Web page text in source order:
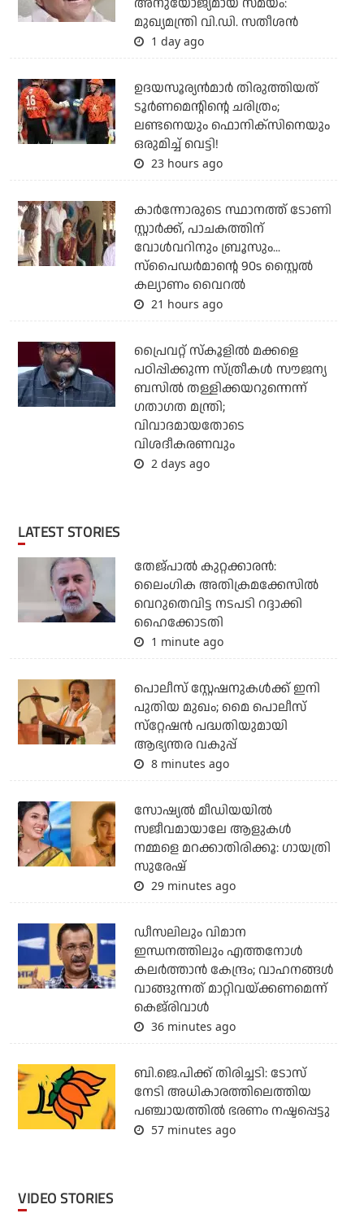
മുഖ്യമന്ത്രി വി.ഡി. സതീശന്‍
1 day ago
ഉദയസൂര്യന്‍മാര്‍ തിരുത്തിയത്
ടൂര്‍ണമെന്റിന്റെ ചരിത്രം;
ലണ്ടനെയും ഫൊനിക്‌സിനെയും
ഒരുമിച്ച് വെട്ടി!
23 hours ago
കാര്‍ന്നോരുടെ സ്ഥാനത്ത് ടോണി
സ്റ്റാര്‍ക്ക്, പാചകത്തിന്
വോള്‍വറിനും ബ്രൂസും...
സ്‌പൈഡര്‍മാന്റെ 90s സ്റ്റൈല്‍
കല്യാണം വൈറല്‍
21 hours ago
പ്രൈവറ്റ് സ്‌കൂളില്‍ മക്കളെ
പഠിപ്പിക്കുന്ന സ്ത്രീകള്‍ സൗജന്യ
ബസില്‍ തള്ളിക്കയറുന്നെന്ന്
ഗതാഗത മന്ത്രി;
വിവാദമായതോടെ
വിശദീകരണവും
2 days ago
LATEST STORIES
തേജ്പാല്‍ കുറ്റക്കാരന്‍:
ലൈംഗിക അതിക്രമക്കേസില്‍
വെറുതെവിട്ട നടപടി റദ്ദാക്കി
ഹൈക്കോടതി
1 minute ago
പൊലീസ് സ്റ്റേഷനുകള്‍ക്ക് ഇനി
പുതിയ മുഖം; മൈ പൊലീസ്
സ്‌റ്റേഷന്‍ പദ്ധതിയുമായി
ആഭ്യന്തര വകുപ്പ്
8 minutes ago
സോഷ്യൽ മീഡിയയിൽ
സജീവമായാലേ ആളുകൾ
നമ്മളെ മറക്കാതിരിക്കൂ: ഗായത്രി
സുരേഷ്
29 minutes ago
ഡീസലിലും വിമാന
ഇന്ധനത്തിലും എത്തനോള്‍
കലര്‍ത്താന്‍ കേന്ദ്രം; വാഹനങ്ങള്‍
വാങ്ങുന്നത് മാറ്റിവയ്ക്കണമെന്ന്
കെജ്‌രിവാള്‍
36 minutes ago
ബി.ജെ.പിക്ക് തിരിച്ചടി: ടോസ്
നേടി അധികാരത്തിലെത്തിയ
പഞ്ചായത്തില്‍ ഭരണം നഷ്ടപ്പെട്ടു
57 minutes ago
VIDEO STORIES